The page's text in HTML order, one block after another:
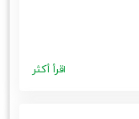
اقرأ أكثر